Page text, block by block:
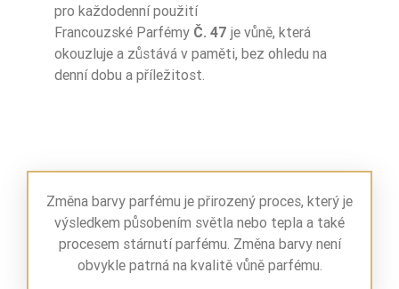
pro každodenní použití
Francouzské Parfémy Č. 47 je vůně, která
okouzluje a zůstává v paměti, bez ohledu na
denní dobu a příležitost.
Ean13 5906826201230
Změna barvy parfému je přirozený proces, který je
výsledkem působením světla nebo tepla a také
procesem stárnutí parfému. Změna barvy není
obvykle patrná na kvalitě vůně parfému.